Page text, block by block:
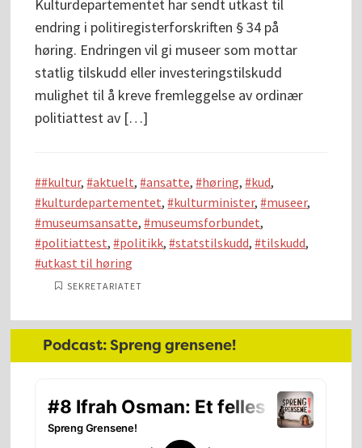
Kulturdepartementet har sendt utkast til
endring i politiregisterforskriften § 34 på
høring. Endringen vil gi museer som mottar
statlig tilskudd eller investeringstilskudd
mulighet til å kreve fremleggelse av ordinær
politiattest av […]
#kultur, aktuelt, ansatte, høring, kud,
kulturdepartementet, kulturminister, museer,
museumsansatte, museumsforbundet,
politiattest, politikk, statstilskudd, tilskudd,
utkast til høring
SEKRETARIATET
Hoved
Podcast: Spreng grensene!